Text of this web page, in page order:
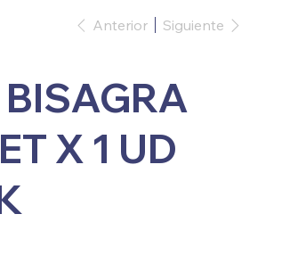
Anterior Siguiente
BISAGRA
X 1 UD